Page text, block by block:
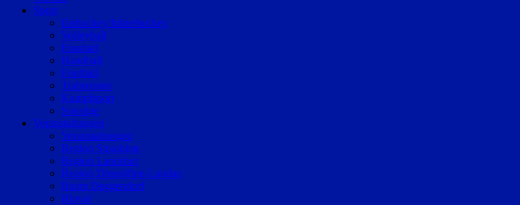
Sport
Eishockey/Inlinehockey
Volleyball
Fussball
Handball
Football
Trabrennen
Kampfsport
Sonstige
Veranstaltungen
Veranstaltungen
Region Straubing
Region Landshut
Region Dingolfing-Landau
Raum Deggendorf
Bluval